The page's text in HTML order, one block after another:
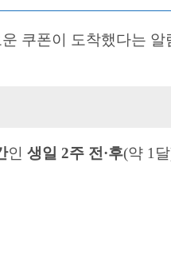
쿠폰이 도착했다는
인 생일 2주 전·후(약 1